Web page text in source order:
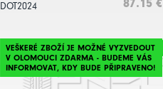
DOT2024
87.15 €
VEŠKERÉ ZBOŽÍ JE MOŽNÉ VYZVEDOUT
V OLOMOUCI ZDARMA - BUDEME VÁS
INFORMOVAT, KDY BUDE PŘIPRAVENO!